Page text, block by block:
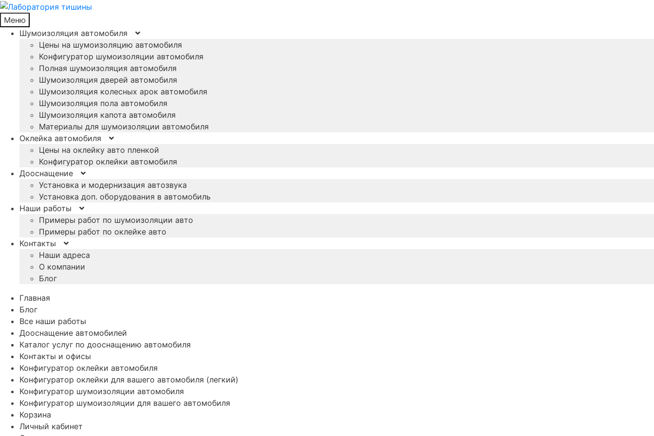
Меню
Шумоизоляция автомобиля
Цены на шумоизоляцию автомобиля
Конфигуратор шумоизоляции автомобиля
Полная шумоизоляция автомобиля
Шумоизоляция дверей автомобиля
Шумоизоляция колесных арок автомобиля
Шумоизоляция пола автомобиля
Шумоизоляция капота автомобиля
Материалы для шумоизоляции автомобиля
Оклейка автомобиля
Цены на оклейку авто пленкой
Конфигуратор оклейки автомобиля
Дооснащение
Установка и модернизация автозвука
Установка доп. оборудования в автомобиль
Наши работы
Примеры работ по шумоизоляции авто
Примеры работ по оклейке авто
Контакты
Наши адреса
О компании
Блог
Главная
Блог
Все наши работы
Дооснащение автомобилей
Каталог услуг по дооснащению автомобиля
Контакты и офисы
Конфигуратор оклейки автомобиля
Конфигуратор оклейки для вашего автомобиля (легкий)
Конфигуратор шумоизоляции автомобиля
Конфигуратор шумоизоляции для вашего автомобиля
Корзина
Личный кабинет